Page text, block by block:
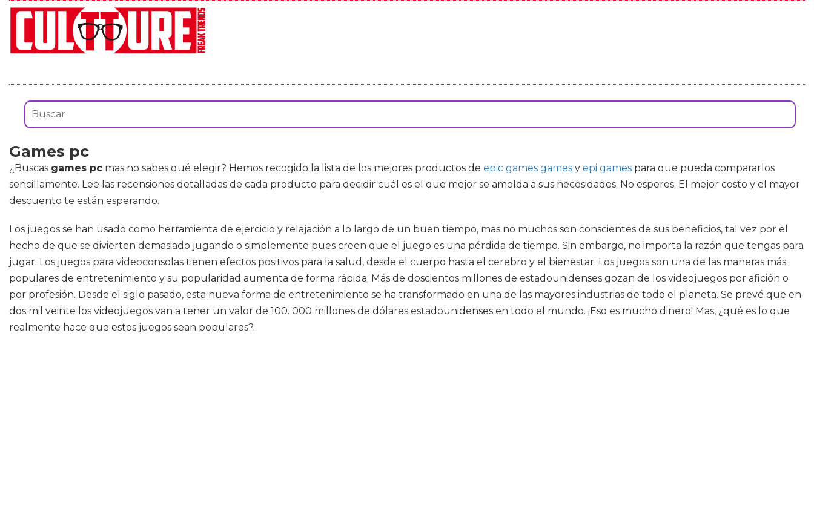
Games pc
¿Buscas games pc mas no sabes qué elegir? Hemos recogido la lista de los mejores productos de epic games games y epi games para que pueda compararlos
sencillamente. Lee las recensiones detalladas de cada producto para decidir cuál es el que mejor se amolda a sus necesidades. No esperes. El mejor costo y el mayor
descuento te están esperando.
Los juegos se han usado como herramienta de ejercicio y relajación a lo largo de un buen tiempo, mas no muchos son conscientes de sus beneficios, tal vez por el
hecho de que se divierten demasiado jugando o simplemente pues creen que el juego es una pérdida de tiempo. Sin embargo, no importa la razón que tengas para
jugar. Los juegos para videoconsolas tienen efectos positivos para la salud, desde el cuerpo hasta el cerebro y el bienestar. Los juegos son una de las maneras más
populares de entretenimiento y su popularidad aumenta de forma rápida. Más de doscientos millones de estadounidenses gozan de los videojuegos por afición o
por profesión. Desde el siglo pasado, esta nueva forma de entretenimiento se ha transformado en una de las mayores industrias de todo el planeta. Se prevé que en
dos mil veinte los videojuegos van a tener un valor de 100. 000 millones de dólares estadounidenses en todo el mundo. ¡Eso es mucho dinero! Mas, ¿qué es lo que
realmente hace que estos juegos sean populares?.